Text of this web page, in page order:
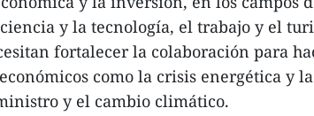
y la tecnología, el trabajo y el
fortalecer la colaboración para
como la crisis energética y
y el cambio climático.